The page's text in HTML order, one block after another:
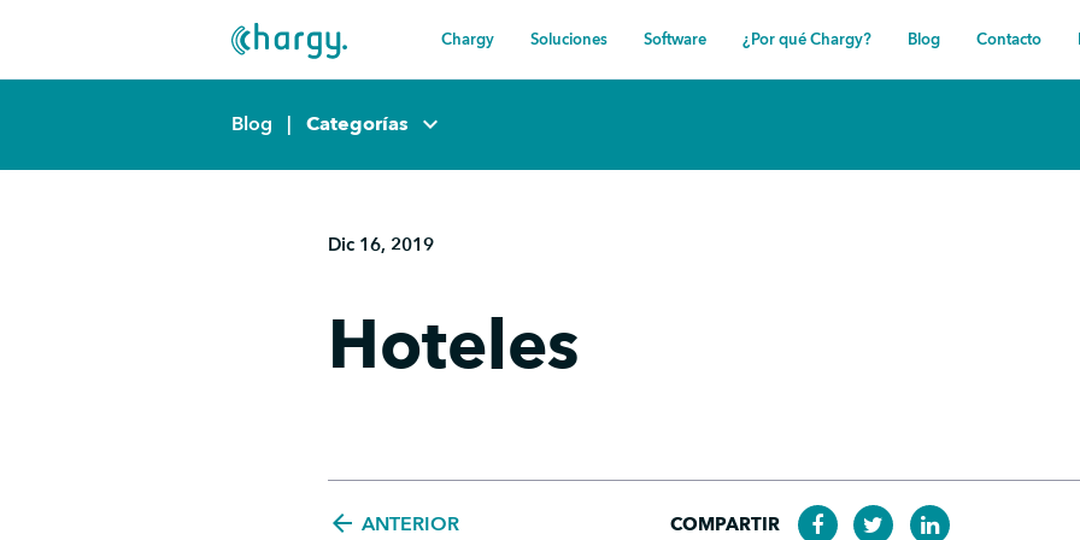
Chargy Soluciones Software ¿Por qué Chargy? Blog Contacto
Blog | Categorías keyboard_arrow_down
Dic 16, 2019
Hoteles
arrow_back ANTERIOR COMPARTIR